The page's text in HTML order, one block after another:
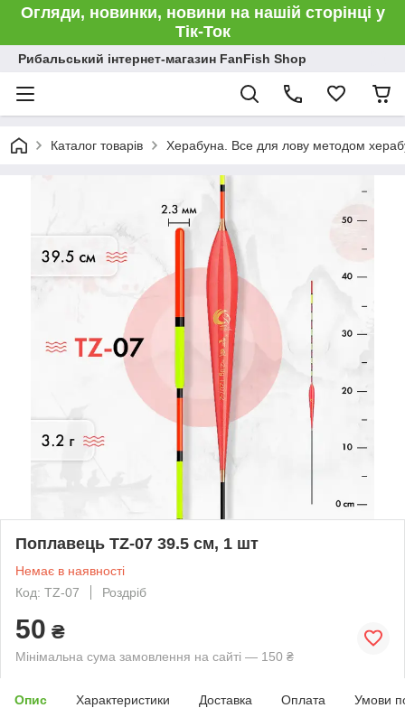
Огляди, новинки, новини на нашій сторінці у
Тік-Ток
Рибальський інтернет-магазин FanFish Shop
Каталог товарів Херабуна. Все для лову методом
Поплавець TZ-07 39.5 см, 1 шт
Немає в наявності
Код: TZ-07
Роздріб
50 ₴
Мінімальна сума замовлення на сайті — 150 ₴
Опис Характеристики Доставка Оплата Умови